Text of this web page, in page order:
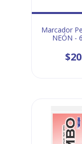
Marcador
NEÓN -